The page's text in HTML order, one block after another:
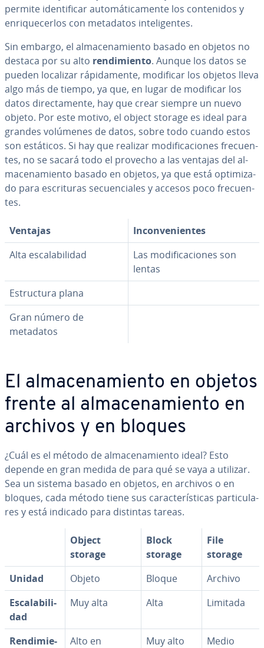
permite ide­n­ti­fi­car au­to­má­ti­ca­me­n­te los co­n­te­ni­dos y
en­ri­que­ce­r­los con metadatos in­te­li­ge­n­tes.
Sin embargo, el al­ma­ce­na­mie­n­to basado en objetos no
destaca por su alto re­n­di­mie­n­to. Aunque los datos se
pueden localizar rá­pi­da­me­n­te, modificar los objetos lleva
algo más de tiempo, ya que, en lugar de modificar los
datos di­re­c­ta­me­n­te, hay que crear siempre un nuevo
objeto. Por este motivo, el object storage es ideal para
grandes volúmenes de datos, sobre todo cuando estos
son estáticos. Si hay que realizar mo­di­fi­ca­cio­nes fre­cue­n­
tes, no se sacará todo el provecho a las ventajas del al­
ma­ce­na­mie­n­to basado en objetos, ya que está op­ti­mi­za­
do para es­cri­tu­ras se­cue­n­cia­les y accesos poco fre­cue­n­
tes.
Ventajas
In­co­n­ve­nie­n­tes
Alta es­ca­la­bi­li­dad
Las mo­di­fi­ca­cio­nes son
lentas
Es­tru­c­tu­ra plana
Gran número de
metadatos
El al­ma­ce­na­mie­n­to en objetos
frente al al­ma­ce­na­mie­n­to en
archivos y en bloques
¿Cuál es el método de al­ma­ce­na­mie­n­to ideal? Esto
depende en gran medida de para qué se vaya a utilizar.
Sea un sistema basado en objetos, en archivos o en
bloques, cada método tiene sus ca­ra­c­te­rí­s­ti­cas pa­r­ti­cu­la­
res y está indicado para distintas tareas.
Object
storage
Block
storage
File
storage
Unidad
Objeto Bloque
Archivo
Es­ca­la­bi­li­
dad
Muy alta Alta Limitada
Re­n­di­mie­
Alto en
Muy alto
Medio